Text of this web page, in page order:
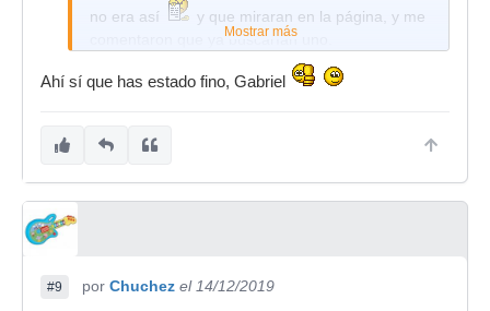
no era así
y que miraran en la página, y me
comentaron que ya buscarían uno.
Mostrar más
Ahí sí que has estado fino, Gabriel
#9 por Chuchez el 14/12/2019